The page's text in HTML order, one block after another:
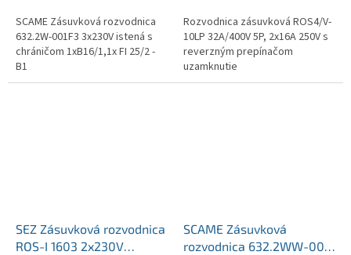
SCAME Zásuvková rozvodnica
632.2W-001F3 3x230V istená s
chráničom 1xB16/1,1x FI 25/2 -
B1
Rozvodnica zásuvková ROS4/V-
10LP 32A/400V 5P, 2x16A 250V s
reverzným prepínačom
uzamknutie
SEZ Zásuvková rozvodnica
ROS-I 1603 2x230V
SCAME Zásuvková
rozvodnica 632.2WW-003